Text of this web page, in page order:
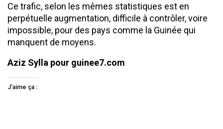
Ce trafic, selon les mêmes statistiques est en
perpétuelle augmentation, difficile à contrôler, voire
impossible, pour des pays comme la Guinée qui
manquent de moyens.
Aziz Sylla pour guinee7.com
J’aime ça :